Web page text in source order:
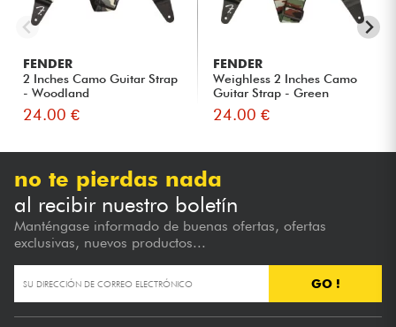
FENDER
2 Inches Camo Guitar Strap
- Woodland
24.00 €
FENDER
Weighless 2 Inches Camo
Guitar Strap - Green
24.00 €
no te pierdas nada
al recibir nuestro boletín
Manténgase informado de buenas ofertas, ofertas
exclusivas, nuevos productos...
GO !